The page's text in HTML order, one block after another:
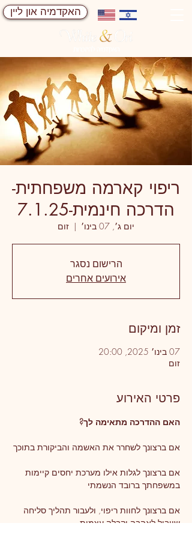
האקדמיה און ליין
ריפוי קארמה משפחתית-
הדרכה חינמית-7.1.25
יום ג׳, 07 בינו׳
  |
זום
הרישום נסגר
אירועים אחרים
זמן ומיקום
07 בינו׳ 2025, 20:00
זום
פרטי האירוע
האם ההדרכה מתאימה לך?
אם ברצונך לשחרר את האשמה והביקורת בתוכך
אם ברצונך לגלות אילו מערכת יחסים קיימות
במשפחתך ברובד הנשמתי
אם ברצונך לחוות ריפוי, ולעבור תהליך סליחה
שיוביל לאהבה וקבלה עצמית